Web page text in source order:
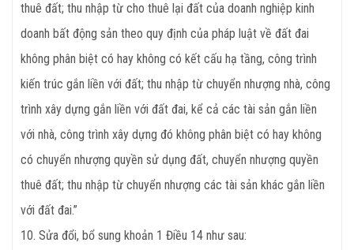
thuê đất; thu nhập từ cho thuê lại đất của doanh nghiệp kinh
doanh bất động sản theo quy định của pháp luật về đất đai
không phân biệt có hay không có kết cấu hạ tầng, công trình
kiến trúc gắn liền với đất; thu nhập từ chuyển nhượng nhà, công
trình xây dựng gắn liền với đất đai, kể cả các tài sản gắn liền
với nhà, công trình xây dựng đó không phân biệt có hay không
có chuyển nhượng quyền sử dụng đất, chuyển nhượng quyền
thuê đất; thu nhập từ chuyển nhượng các tài sản khác gắn liền
với đất đai.”
10. Sửa đổi, bổ sung khoản 1 Điều 14 như sau: